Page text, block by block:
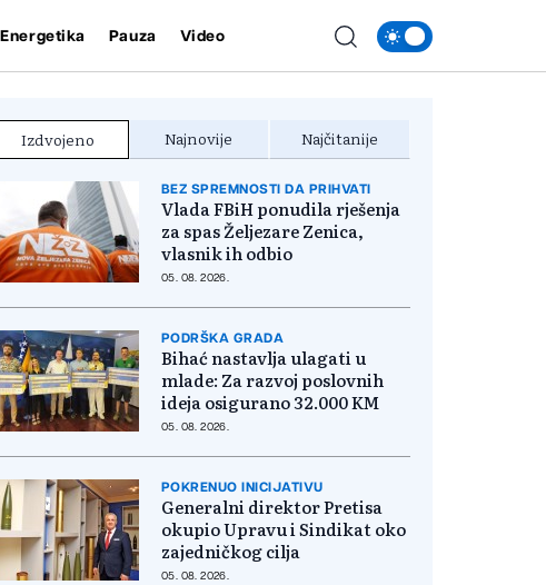
Energetika Pauza Video
Izdvojeno Najnovije Najčitanije
BEZ SPREMNOSTI DA PRIHVATI
Vlada FBiH ponudila rješenja
za spas Željezare Zenica,
vlasnik ih odbio
05. 08. 2026.
PODRŠKA GRADA
Bihać nastavlja ulagati u
mlade: Za razvoj poslovnih
ideja osigurano 32.000 KM
05. 08. 2026.
POKRENUO INICIJATIVU
Generalni direktor Pretisa
okupio Upravu i Sindikat oko
zajedničkog cilja
05. 08. 2026.